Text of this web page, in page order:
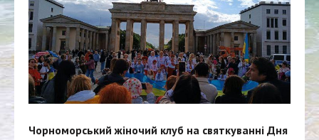
Чорноморський жіночий клуб на святкуванні Дня